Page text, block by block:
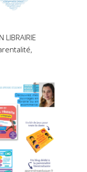
LIBRAIRIE